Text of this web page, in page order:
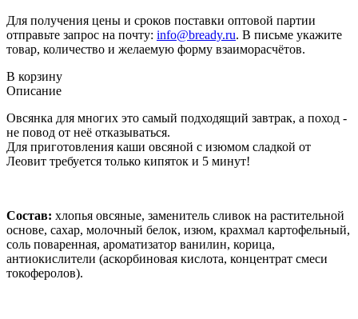
Для получения цены и сроков поставки оптовой партии
отправьте запрос на почту: info@bready.ru. В письме укажите
товар, количество и желаемую форму взаиморасчётов.
В корзину
Описание
Овсянка для многих это самый подходящий завтрак, а поход -
не повод от неё отказываться.
Для приготовления каши овсяной с изюмом сладкой от
Леовит требуется только кипяток и 5 минут!
Состав: хлопья овсяные, заменитель сливок на растительной
основе, сахар, молочный белок, изюм, крахмал картофельный,
соль поваренная, ароматизатор ванилин, корица,
антиокислители (аскорбиновая кислота, концентрат смеси
токоферолов).